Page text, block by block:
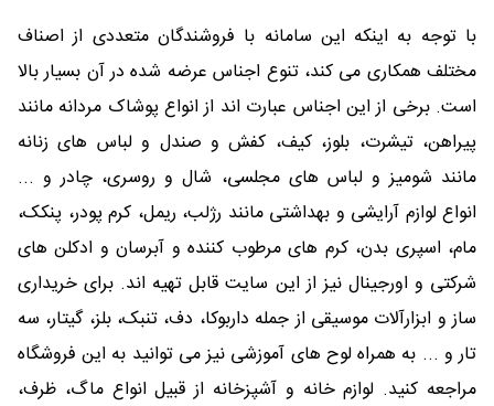
با توجه به اینکه این سامانه با فروشندگان متعددی از اصناف
مختلف همکاری می کند، تنوع اجناس عرضه شده در آن بسیار بالا
است. برخی از این اجناس عبارت اند از انواع پوشاک مردانه مانند
پیراهن، تیشرت، بلوز، کیف، کفش و صندل و لباس های زنانه
مانند شومیز و لباس های مجلسی، شال و روسری، چادر و ...
انواع لوازم آرایشی و بهداشتی مانند رژلب، ریمل، کرم پودر، پنکک،
مام، اسپری بدن، کرم های مرطوب کننده و آبرسان و ادکلن های
شرکتی و اورجینال نیز از این سایت قابل تهیه اند. برای خریداری
ساز و ابزارآلات موسیقی از جمله داربوکا، دف، تنبک، بلز، گیتار، سه
تار و ... به همراه لوح های آموزشی نیز می توانید به این فروشگاه
مراجعه کنید. لوازم خانه و آشپزخانه از قبیل انواع ماگ، ظرف،